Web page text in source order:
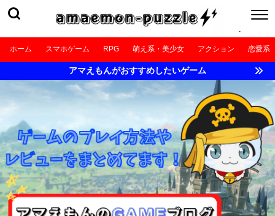
ホーム スマホゲーム RPG 萌え系・美少女 アクション 恋愛系
アマえもんがおすすめしたいゲーム